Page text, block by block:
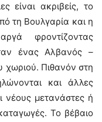
είναι ακριβείς, το
τη Βουλγαρία και η
φροντίζοντας
ένας Αλβανός –
χωριού. Πιθανόν στη
και άλλες
νέους μετανάστες ή
Το βέβαιο